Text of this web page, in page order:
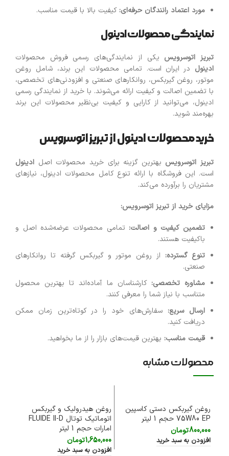
مورد اعتماد رانندگان حرفه‌ای: کیفیت بالا با قیمت مناسب.
نمایندگی محصولات ادینول
تبریز اتوسرویس یکی از نمایندگی‌های رسمی فروش محصولات
ادینول در ایران است. تمامی محصولات این برند، شامل روغن
موتور، روغن گیربکس، روانکارهای صنعتی و افزودنی‌های تخصصی،
با تضمین اصالت و کیفیت ارائه می‌شوند. با خرید از نمایندگی رسمی
ادینول، می‌توانید از کارایی و کیفیت بی‌نظیر محصولات این برند
بهره‌مند شوید.
خرید محصولات ادینول از تبریز اتوسرویس
تبریز اتوسرویس بهترین گزینه برای خرید محصولات اصل ادینول
است. این فروشگاه با ارائه تنوع کامل محصولات ادینول، نیازهای
مشتریان را برآورده می‌کند.
مزایای خرید از تبریز اتوسرویس:
تضمین کیفیت و اصالت: تمامی محصولات عرضه‌شده اصل و
باکیفیت هستند.
تنوع گسترده: از روغن موتور و گیربکس گرفته تا روانکارهای
صنعتی.
مشاوره تخصصی: کارشناسان ما آماده‌اند تا بهترین محصول
متناسب با نیاز شما را معرفی کنند.
ارسال سریع: سفارش‌های خود را در کوتاه‌ترین زمان ممکن
دریافت کنید.
قیمت مناسب: بهترین قیمت‌های بازار را از ما بخواهید.
محصولات مشابه
روغن گیربکس دستی کاسپین
75W80 EP حجم 1 لیتر
800,000تومان
افزودن به سبد خرید
روغن هیدرولیک و گیربکس
اتوماتیک توتال FLUIDE II-D
امارات حجم 1 لیتر
1,650,000تومان
افزودن به سبد خرید